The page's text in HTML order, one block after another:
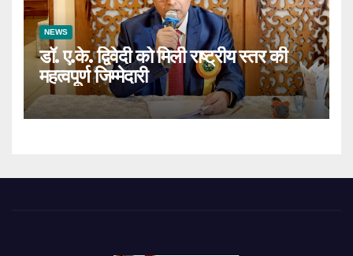
NEWS
डॉ. ए.के. द्विवेदी को मिली राष्ट्रीय स्तर की
महत्वपूर्ण जिम्मेदारी